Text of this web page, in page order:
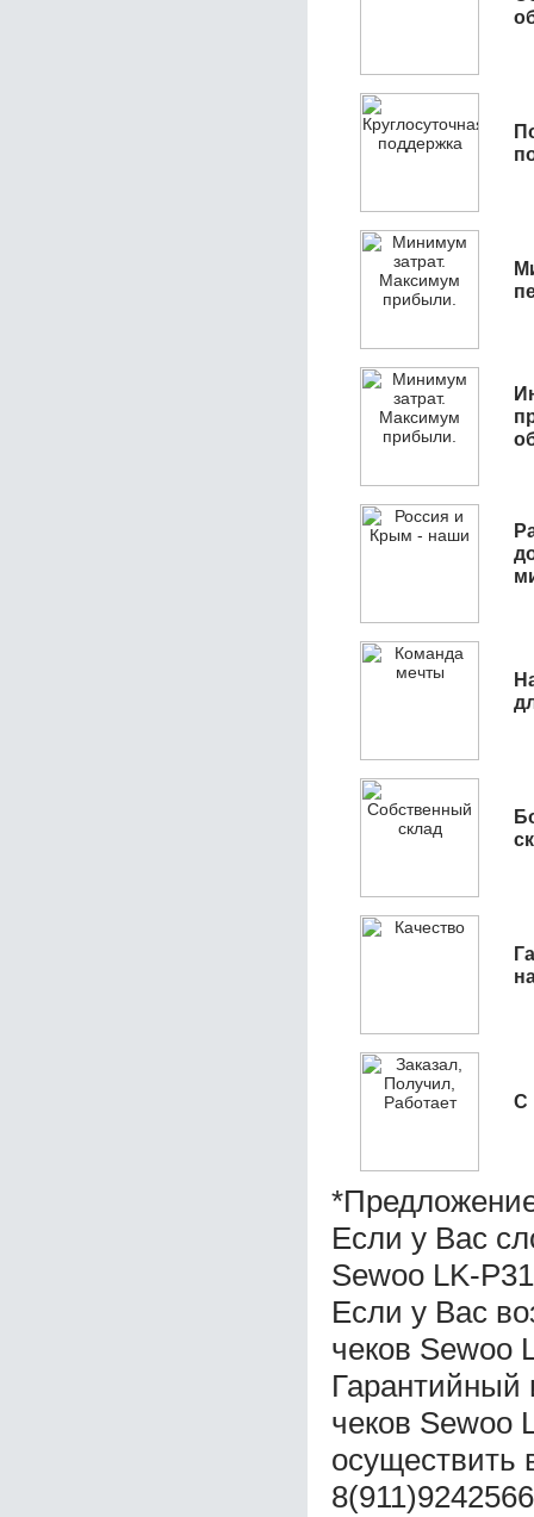
С
Если у Вас
Sewoo LK-
Если у Вас
чеков Sewoo
Гарантийный
чеков Sewoo
осуществить